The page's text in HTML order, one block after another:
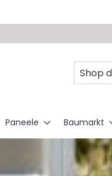
Paneele Baumarkt